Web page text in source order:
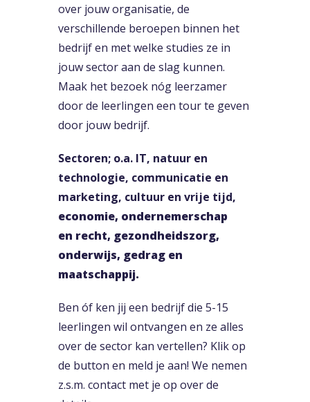
over jouw organisatie, de
verschillende beroepen binnen het
bedrijf en met welke studies ze in
jouw sector aan de slag kunnen.
Maak het bezoek nóg leerzamer
door de leerlingen een tour te geven
door jouw bedrijf.
Sectoren; o.a. IT, natuur en
technologie, communicatie en
marketing, cultuur en vrije tijd,
economie, ondernemerschap
en recht, gezondheidszorg,
onderwijs, gedrag en
maatschappij.
Ben óf ken jij een bedrijf die 5-15
leerlingen wil ontvangen en ze alles
over de sector kan vertellen? Klik op
de button en meld je aan! We nemen
z.s.m. contact met je op over de